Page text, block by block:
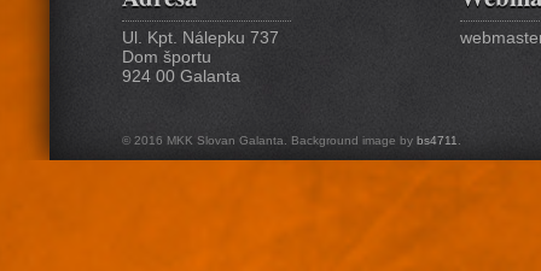
Ul. Kpt. Nálepku 737
Dom športu
924 00 Galanta
© 2016 MKK Slovan Galanta. Background image by bs4711